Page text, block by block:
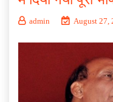
admin August 27,